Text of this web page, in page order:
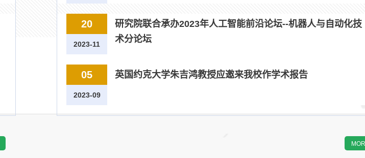
20
2023-11
研究院联合承办2023年人工智能前沿论坛--机器人与自动化技
术分论坛
05
2023-09
英国约克大学朱吉鸿教授应邀来我校作学术报告